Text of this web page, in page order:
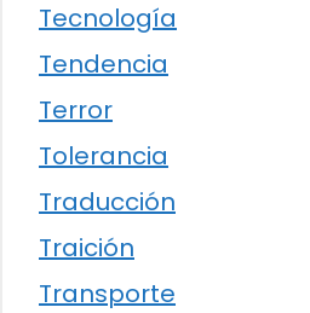
Tecnología
Tendencia
Terror
Tolerancia
Traducción
Traición
Transporte